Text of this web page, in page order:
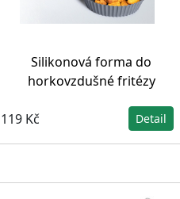
Silikonová forma do
horkovzdušné fritézy
119 Kč Detail